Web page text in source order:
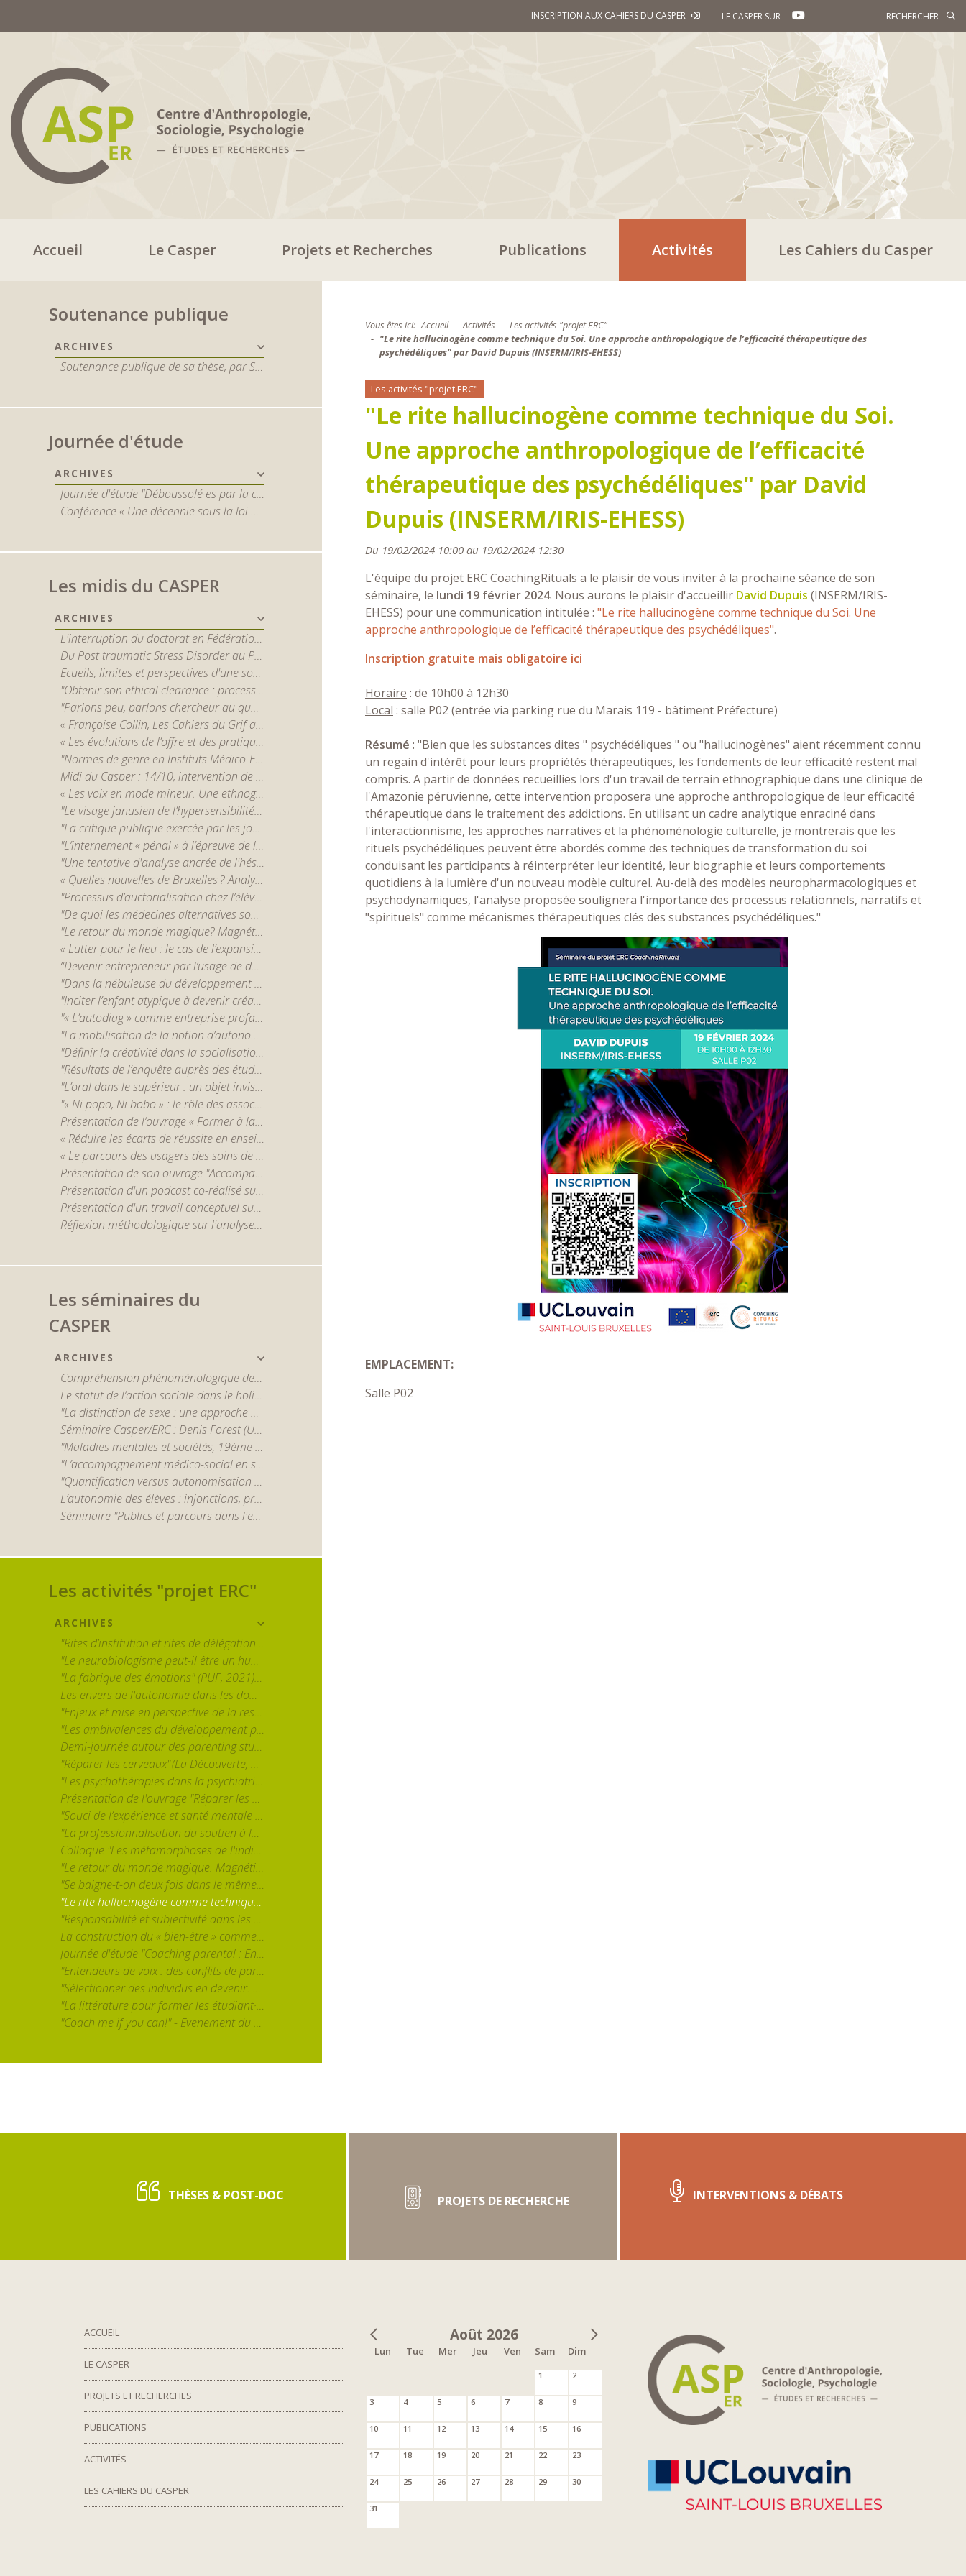
INSCRIPTION AUX CAHIERS DU CASPER LE CASPER SUR YOUTUBE
Accueil Le Casper Projets et Recherches Publications Activités Les Cahiers du Casper
Soutenance publique
ARCHIVES
Soutenance publique de sa thèse, par Sophie De Spiegeleir
Journée d'étude
ARCHIVES
Journée d'étude "Déboussolé·es par la crise en santé mentale ? Naviguer entre les enjeux cliniques, organisationnels, sociaux, éthiques et juridiques" 22 mai 2025
Conférence « Une décennie sous la loi du 5 mai 2014 : quel avenir pour les personnes internées ? »
Les midis du CASPER
ARCHIVES
L'interruption du doctorat en Fédération Wallonie-Bruxelles : approche qualitative - par Baptiste Dethier
Du Post traumatic Stress Disorder au Post traumatic Growth Order? - Mayssa Rekhis
Ecueils, limites et perspectives d'une sociologie de la pratique psychanalytique - par Charlène Charles
"Obtenir son ethical clearance : processus et enjeux de l'éthique de la recherche européenne." - par Nicolas Marquis
"Parlons peu, parlons chercheur au quotidien... sur son terrain " - par Louis Bertrand, Fadoua Messaoudi et Cédric Tant
« Françoise Collin, Les Cahiers du Grif and insurrectional feminism: the virtues and challenges of a praxis-based philosophy » - par Teresa Hoogeveen
« Les évolutions de l’offre et des pratiques de thérapies psychologiques dans la psychiatrie publique. » - par Elsa Forner-Ordioni
"Normes de genre en Instituts Médico-Educatifs : différenciation sexuée et normalisation. " par Adrien Primerano
Midi du Casper : 14/10, intervention de Marylou Hamm
« Les voix en mode mineur. Une ethnographie d’un groupe d’entendeurs de voix en ligne. » par Roxane Gabet
"Le visage janusien de l’hypersensibilité. Sociogenèse d’un bien symbolique, entre catégorie profane et concept scientifique." par Alex Maignan
"La critique publique exercée par les journalistes et les politiques au sein de leur relation. Dimensions métadiscursives et démocratie lors de l’« affaire » François de Rugy contre Mediapart." par Cédric Tant
"L’internement « pénal » à l’épreuve de la désinstitutionalisation" par Sophie De Spiegeleir
"Une tentative d'analyse ancrée de l'hésitation vaccinale des jeunes dans deux quartiers populaires bruxellois" par Renaud Maes
« Quelles nouvelles de Bruxelles ? Analyse des pratiques participatives dans un écosystème médiatique local. » par Victor Wiard
"Processus d’auctorialisation chez l’élève, l’étudiant et le (futur) enseignant." par Caroline Scheepers
"De quoi les médecines alternatives sont-elles le nom ? Éléments pour une sociologie des alternatives de santé." par Adrien Kurek
"Le retour du monde magique? Magnétisme, chamanisme et conflits de modernités." par Fanny Charrasse
« Lutter pour le lieu : le cas de l’expansion de l’aéroport de Liège » par Lucile Denis
“Devenir entrepreneur par l’usage de développement personnel : une sociologie politique du travail de transformation de soi” par Heiko Royet-Galante
"Dans la nébuleuse du développement personnel : du "cocon" à l'espace des pratiques." par Victor Chareyron
"Inciter l’enfant atypique à devenir créatif. Pratiques artistiques et redéfinitions du normal." par Etienne Beylot
"« L’autodiag » comme entreprise profane de construction de la réalité sociale d’un trouble psychiatrique" par Alexandre Lenrumé
"La mobilisation de la notion d’autonomie dans l’intervention en santé mentale : étude en contexte de soutien à l’habitation au Québec" par Andréanne Courtemanche
"Définir la créativité dans la socialisation scolaire" par Alexandra Syskova (CASPER, UCLouvain Saint-Louis - Bruxelles)
"Résultats de l’enquête auprès des étudiants de l’Université Saint-Louis Bruxelles de la recherche-action "Lutter contre l’échec. Repenser la relation pédagogique ». " par Véronique Degraef (CASPER, UCLouvain Saint-Louis Bruxelles)
"L’oral dans le supérieur : un objet invisibilisé dans la recherche, mais omniprésent" par Caroline Scheepers (CASPER, UCLouvain Saint-Louis Bruxelles)
"« Ni popo, Ni bobo » : le rôle des associations culturelles en quartier populaire." par Alice Le Gall-Cécillon (LIER-FYT)
Présentation de l’ouvrage « Former à la lecture, former par la lecture dans le supérieur » (à paraître, 2024) par Caroline Scheepers (CASPER, UCLouvain Saint-Louis Bruxelles)
« Réduire les écarts de réussite en enseignement supérieur : le rôle clef des pratiques enseignantes observées. » par Justine Jacquemart (UCLouvain)
« Le parcours des usagers des soins de santé mentale en Belgique : un objet à (re)penser dans le contexte de la réforme ‘Psy 107’ » par Sophie Pesesse (CASPER)
Présentation de son ouvrage "Accompagner le mémoire en formation d'enseignants" par C. Scheepers
Présentation d'un podcast co-réalisé sur la loyauté, le militantisme et l'existence en conditions extrêmes, par J.-M. Chaumont
Présentation d'un travail conceptuel sur l'accompagnement entre pairs dans l'enseignement supérieur, par K. Dejean et S. Giraldo
Réflexion méthodologique sur l'analyse d'entretiens avec des jeunes en réinsertion confrontés à du coaching, par A. Bregeon-Poirault
Les séminaires du
CASPER
ARCHIVES
Compréhension phénoménologique de la schizophrénie : apports et limites des outils qualitatifs - par Jérôme Englebert
Le statut de l’action sociale dans le holisme – Critique des sociologies potestatives et interactionnistes - par Stéphane Vibert
"La distinction de sexe : une approche maussienne en études de genre et quelques débats au sein du holisme méthodologique" par Irène Théry
Séminaire Casper/ERC : Denis Forest (Université Paris-1) “Santé mentale, bien-être, et promesses de la recherche en neurosciences”
"Maladies mentales et sociétés, 19ème - 21ème siècles" par Nicolas Henckes (CNRS) et Benoît Majerus (U. du Luxembourg)
"L’accompagnement médico-social en santé mentale : politiques, organisations, pratiques et expériences sociales du handicap psychique" par Marcos Azevedo (EHESS)
"Quantification versus autonomisation ? Retour sur les épreuves organisationnelles d'un opérateur social dédié au relogement en Île-de-France" par Baptiste Legros (LIER-FYT, EHESS)
L’autonomie des élèves : injonctions, pratiques, inégalités - P. Rayou (sociologue, professeur émérite en sciences de l’éducation de l’Université Paris 8)
Séminaire "Publics et parcours dans l'enseignement supérieur"
Les activités "projet ERC"
ARCHIVES
"Rites d’institution et rites de délégation. A propos de deux régimes d’intervention sur autrui" - par Albert Ogien
"Le neurobiologisme peut-il être un humanisme ? Sur l’usage des neurosciences dans l’intervention psychosociale" - par Sébastien Lemerle
"La fabrique des émotions" (PUF, 2021) par Louis Quéré
Les envers de l'autonomie dans les domaines de la parentalité, de l'éducation et de la santé mentale
"Enjeux et mise en perspective de la responsabilisation individuelle dans la prime enfance contemporaine" par Ghislain Leroy
"Les ambivalences du développement personnel. Analyse des réceptions, usages et effets d’une formation en entreprise" par Hélène Stevens (GRESCO / Université de Poitiers)
Demi-journée autour des parenting studies avec Jennie Bristow (Canterbury Christ Church University), Charlotte Faircloth (University College London) et Ellie Lee (University of Kent)
"Réparer les cerveaux" (La Découverte, 2021) par Muriel Darmon (CNRS)
"Les psychothérapies dans la psychiatrie publique. Transformations de l'esprit du soin et des ethos professionnels" par Elsa Forner-Ordioni (EHESS) et Nadia Garnoussi (Université de Lille)
Présentation de l'ouvrage "Réparer les cerveaux" (La Découverte, 2021) par Muriel Darmon
"Souci de l’expérience et santé mentale : épreuves et reconfigurations de l’accompagnement de personnes en situation de grande vulnérabilité" par Bertrand Ravon
"La professionnalisation du soutien à la parentalité, ou l’ambiguïté du coaching parental." par Gerard Neyrand
Colloque "Les métamorphoses de l'individualisme" 25-26 mai 2023
"Le retour du monde magique. Magnétisme et paradoxes de la modernité" par Fanny Charrasse
"Se baigne-t-on deux fois dans le même concept ? Histoire, usages et circulation de la plasticité cérébrale." par B. Moutaud (CNRS, Lesc) et S. Lemerle (Université Paris Nanterre).
"Le rite hallucinogène comme technique du Soi. Une approche anthropologique de l’efficacité thérapeutique des psychédéliques" par David Dupuis (INSERM/IRIS-EHESS)
"Responsabilité et subjectivité dans les sociétés post-industrielles." par Sacha Lévy-Bruhl (CESPRA, EHESS)
La construction du « bien-être » comme catégorie d’action publique en éducation : essai de problématisation sociologique à partir du cas de la Communauté française de Belgique" par Marie Verhoeven (UCLouvain)
Journée d'étude "Coaching parental : Enjeux et discussions autour d'un monde en expansion"
"Entendeurs de voix : des conflits de paradigmes aux devenirs métamorphosiques" par Magali Molinié (Université Paris 8 (FR) & Cornell University (USA))
"Sélectionner des individus en devenir. Les pratiques enseignantes et leurs contradictions dans un système éducatif massifié" par Séverine Chauvel
"La littérature pour former les étudiant·es en Sciences Humaines et Sociales" par Brigitte Louichon
"Coach me if you can!" - Evenement du fin du projet ERC CoachingRituals
Vous êtes ici: Accueil Activités
Les activités "projet ERC"
"Le rite hallucinogène comme technique du Soi. Une approche anthropologique de l’efficacité thérapeutique des
psychédéliques" par David Dupuis (INSERM/IRIS-EHESS)
Les activités "projet ERC"
"Le rite hallucinogène comme technique du Soi.
Une approche anthropologique de l’efficacité
thérapeutique des psychédéliques" par David
Dupuis (INSERM/IRIS-EHESS)
Du 19/02/2024 10:00 au 19/02/2024 12:30
L'équipe du projet ERC CoachingRituals a le plaisir de vous inviter à la prochaine séance de son
séminaire, le lundi 19 février 2024. Nous aurons le plaisir d'accueillir David Dupuis (INSERM/IRIS-
EHESS) pour une communication intitulée : "Le rite hallucinogène comme technique du Soi. Une
approche anthropologique de l’efficacité thérapeutique des psychédéliques".
Inscription gratuite mais obligatoire ici
Horaire : de 10h00 à 12h30
Local : salle P02 (entrée via parking rue du Marais 119 - bâtiment Préfecture)
Résumé : "Bien que les substances dites " psychédéliques " ou "hallucinogènes" aient récemment connu
un regain d'intérêt pour leurs propriétés thérapeutiques, les fondements de leur efficacité restent mal
compris. A partir de données recueillies lors d'un travail de terrain ethnographique dans une clinique de
l'Amazonie péruvienne, cette intervention proposera une approche anthropologique de leur efficacité
thérapeutique dans le traitement des addictions. En utilisant un cadre analytique enraciné dans
l'interactionnisme, les approches narratives et la phénoménologie culturelle, je montrerais que les
rituels psychédéliques peuvent être abordés comme des techniques de transformation du soi
conduisant les participants à réinterpréter leur identité, leur biographie et leurs comportements
quotidiens à la lumière d'un nouveau modèle culturel. Au-delà des modèles neuropharmacologiques et
psychodynamiques, l'analyse proposée soulignera l'importance des processus relationnels, narratifs et
"spirituels" comme mécanismes thérapeutiques clés des substances psychédéliques."
EMPLACEMENT:
Salle P02
THÈSES & POST-DOC PROJETS DE RECHERCHE INTERVENTIONS & DÉBATS
Août 2026
Lun Tue Mer Jeu Ven Sam Dim
1 2
3 4 5 6 7 8 9
10 11 12 13 14 15 16
17 18 19 20 21 22 23
24 25 26 27 28 29 30
31
ACCUEIL
LE CASPER
PROJETS ET RECHERCHES
PUBLICATIONS
ACTIVITÉS
LES CAHIERS DU CASPER